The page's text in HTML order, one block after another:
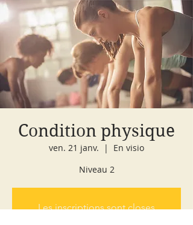
cours d'essai boutique
Condition physique
ven. 21 janv.
  |
En visio
Niveau 2
Les inscriptions sont closes